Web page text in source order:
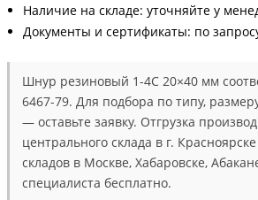
Наличие на складе: уточняйте у
Документы и сертификаты: по
Шнур резиновый 1-4С 20×40 мм
6467-79. Для подбора по типу,
— оставьте заявку. Отгрузка
центрального склада в г.
складов в Москве, Хабаровске,
специалиста бесплатно.